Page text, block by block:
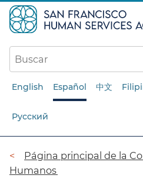
al
English Español 中文
Русский
Ruta
de
Página principal de la
Humanos​​